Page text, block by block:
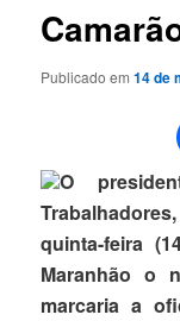
Publicado em14 de
O
Trabalhadores,
quinta-feira
Maranhão o
marcaria a